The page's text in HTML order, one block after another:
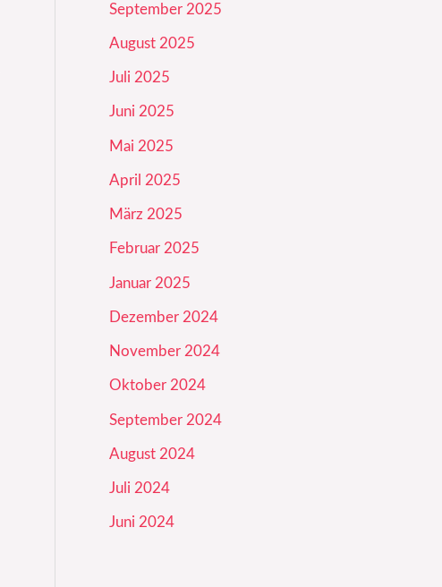
September 2025
August 2025
Juli 2025
Juni 2025
Mai 2025
April 2025
März 2025
Februar 2025
Januar 2025
Dezember 2024
November 2024
Oktober 2024
September 2024
August 2024
Juli 2024
Juni 2024